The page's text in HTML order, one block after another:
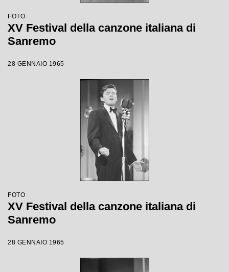
FOTO
XV Festival della canzone italiana di
Sanremo
28 GENNAIO 1965
FOTO
XV Festival della canzone italiana di
Sanremo
28 GENNAIO 1965